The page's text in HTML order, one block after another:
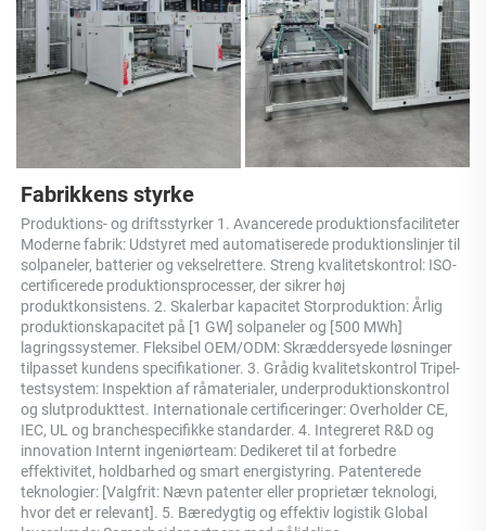
Fabrikkens styrke
Produktions- og driftsstyrker 1. Avancerede produktionsfaciliteter
Moderne fabrik: Udstyret med automatiserede produktionslinjer til
solpaneler, batterier og vekselrettere. Streng kvalitetskontrol: ISO-
certificerede produktionsprocesser, der sikrer høj
produktkonsistens. 2. Skalerbar kapacitet Storproduktion: Årlig
produktionskapacitet på [1 GW] solpaneler og [500 MWh]
lagringssystemer. Fleksibel OEM/ODM: Skræddersyede løsninger
tilpasset kundens specifikationer. 3. Grådig kvalitetskontrol Tripel-
testsystem: Inspektion af råmaterialer, underproduktionskontrol
og slutprodukttest. Internationale certificeringer: Overholder CE,
IEC, UL og branchespecifikke standarder. 4. Integreret R&D og
innovation Internt ingeniørteam: Dedikeret til at forbedre
effektivitet, holdbarhed og smart energistyring. Patenterede
teknologier: [Valgfrit: Nævn patenter eller proprietær teknologi,
hvor det er relevant]. 5. Bæredygtig og effektiv logistik Global